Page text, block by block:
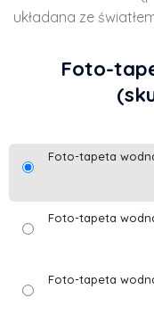
układana ze
Foto-
Foto-tapeta
Foto-tapeta
Foto-tapeta